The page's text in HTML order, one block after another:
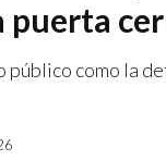
puerta
como la